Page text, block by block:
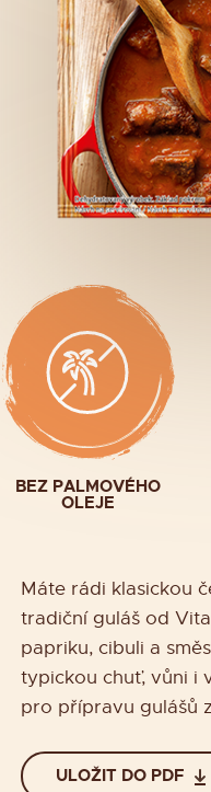
BEZ PALMOVÉHO
OLEJE
Máte rádi klasickou
tradiční guláš od
papriku, cibuli a
typickou chuť, vůni i
pro přípravu gulášů
ULOŽIT DO PDF